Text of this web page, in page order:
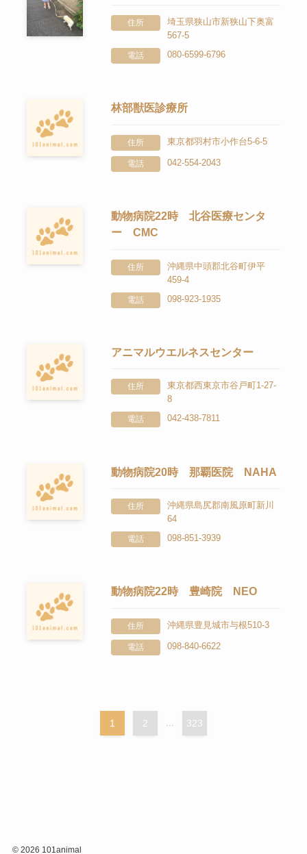
住所
埼玉県狭山市新狭山下奥富
567-5
電話 080-6599-6796
林部獣医診療所
住所 東京都羽村市小作台5-6-5
電話 042-554-2043
動物病院22時 北谷医療センタ
ー CMC
住所
沖縄県中頭郡北谷町伊平
459-4
電話 098-923-1935
アニマルウエルネスセンター
住所
東京都西東京市谷戸町1-27-
8
電話 042-438-7811
動物病院20時 那覇医院 NAHA
住所
沖縄県島尻郡南風原町新川
64
電話 098-851-3939
動物病院22時 豊崎院 NEO
住所 沖縄県豊見城市与根510-3
電話 098-840-6622
1 2 ... 323
©2026 101animal